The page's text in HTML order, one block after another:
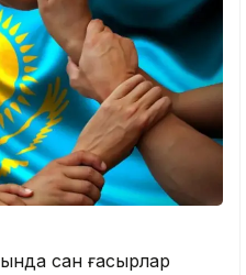
сан ғасырлар